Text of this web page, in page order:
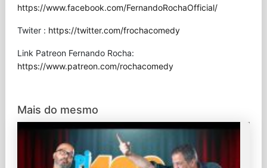
https://www.facebook.com/FernandoRochaOfficial/
Twiter : https://twitter.com/frochacomedy
Link Patreon Fernando Rocha:
https://www.patreon.com/rochacomedy
Mais do mesmo